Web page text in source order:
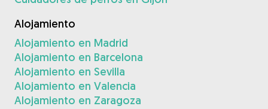
Alojamiento
Alojamiento en Madrid
Alojamiento en Barcelona
Alojamiento en Sevilla
Alojamiento en Valencia
Alojamiento en Zaragoza